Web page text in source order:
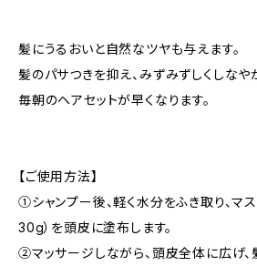
髪にうるおいと自然なツヤも与えます。
髪のパサつきを抑え、みずみずしくしな
毎朝のヘアセットが早くなります。
【ご使用方法】
①シャンプー後、軽く水分をふき取り、マス
30g）を頭皮に塗布します。
②マッサージしながら、頭皮全体に広げ、